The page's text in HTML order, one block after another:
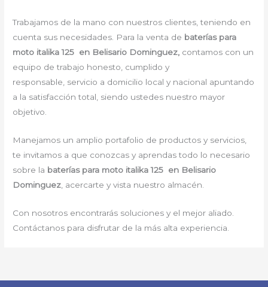
Trabajamos de la mano con nuestros clientes, teniendo en
cuenta sus necesidades. Para la venta de baterías para
moto italika 125 en Belisario Dominguez, contamos con un
equipo de trabajo honesto, cumplido y
responsable, servicio a domicilio local y nacional apuntando
a la satisfacción total, siendo ustedes nuestro mayor
objetivo.
Manejamos un amplio portafolio de productos y servicios,
te invitamos a que conozcas y aprendas todo lo necesario
sobre la baterías para moto italika 125 en Belisario
Dominguez , acercarte y vista nuestro almacén.
Con nosotros encontrarás soluciones y el mejor aliado.
Contáctanos para disfrutar de la más alta experiencia.